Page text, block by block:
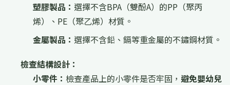
塑膠製品： 選擇不含BPA（雙酚A）的PP（聚丙
烯）、PE（聚乙烯）材質。
金屬製品： 選擇不含鉛、鎘等重金屬的不鏽鋼材質。
檢查結構設計：
小零件： 檢查產品上的小零件是否牢固， 避免嬰幼兒